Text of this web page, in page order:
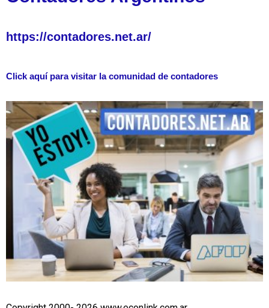
https://contadores.net.ar/
Click aquí para visitar la comunidad de contadores